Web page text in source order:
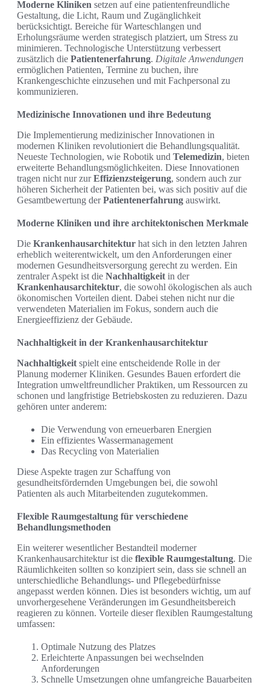
Moderne Kliniken setzen auf eine patientenfreundliche
Gestaltung, die Licht, Raum und Zugänglichkeit
berücksichtigt. Bereiche für Warteschlangen und
Erholungsräume werden strategisch platziert, um Stress zu
minimieren. Technologische Unterstützung verbessert
zusätzlich die Patientenerfahrung. Digitale Anwendungen
ermöglichen Patienten, Termine zu buchen, ihre
Krankengeschichte einzusehen und mit Fachpersonal zu
kommunizieren.
Medizinische Innovationen und ihre Bedeutung
Die Implementierung medizinischer Innovationen in
modernen Kliniken revolutioniert die Behandlungsqualität.
Neueste Technologien, wie Robotik und Telemedizin, bieten
erweiterte Behandlungsmöglichkeiten. Diese Innovationen
tragen nicht nur zurEffizienzsteigerung, sondern auch zur
höheren Sicherheit der Patienten bei, was sich positiv auf die
Gesamtbewertung derPatientenerfahrung auswirkt.
Moderne Kliniken und ihre architektonischen Merkmale
Die Krankenhausarchitektur hat sich in den letzten Jahren
erheblich weiterentwickelt, um den Anforderungen einer
modernen Gesundheitsversorgung gerecht zu werden. Ein
zentraler Aspekt ist die Nachhaltigkeit in der
Krankenhausarchitektur, die sowohl ökologischen als auch
ökonomischen Vorteilen dient. Dabei stehen nicht nur die
verwendeten Materialien im Fokus, sondern auch die
Energieeffizienz der Gebäude.
Nachhaltigkeit in der Krankenhausarchitektur
Nachhaltigkeit spielt eine entscheidende Rolle in der
Planung moderner Kliniken. Gesundes Bauen erfordert die
Integration umweltfreundlicher Praktiken, um Ressourcen zu
schonen und langfristige Betriebskosten zu reduzieren. Dazu
gehören unter anderem:
Die Verwendung von erneuerbaren Energien
Ein effizientes Wassermanagement
Das Recycling von Materialien
Diese Aspekte tragen zur Schaffung von
gesundheitsfördernden Umgebungen bei, die sowohl
Patienten als auch Mitarbeitenden zugutekommen.
Flexible Raumgestaltung für verschiedene
Behandlungsmethoden
Ein weiterer wesentlicher Bestandteil moderner
Krankenhausarchitektur ist die flexible Raumgestaltung. Die
Räumlichkeiten sollten so konzipiert sein, dass sie schnell an
unterschiedliche Behandlungs- und Pflegebedürfnisse
angepasst werden können. Dies ist besonders wichtig, um auf
unvorhergesehene Veränderungen im Gesundheitsbereich
reagieren zu können. Vorteile dieser flexiblen Raumgestaltung
umfassen:
Optimale Nutzung des Platzes
Erleichterte Anpassungen bei wechselnden
Anforderungen
Schnelle Umsetzungen ohne umfangreiche Bauarbeiten